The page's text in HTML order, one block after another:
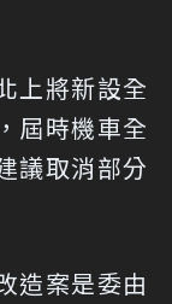
上將新設全
屆時機車全
議取消部分
造案是委由